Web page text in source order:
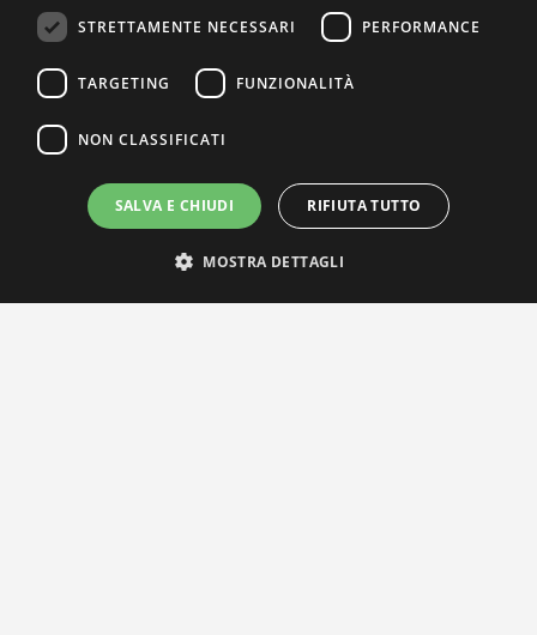
STRETTAMENTE NECESSARI PERFORMANCE
TARGETING FUNZIONALITÀ
NON CLASSIFICATI
SALVA E CHIUDI RIFIUTA TUTTO
MOSTRA DETTAGLI